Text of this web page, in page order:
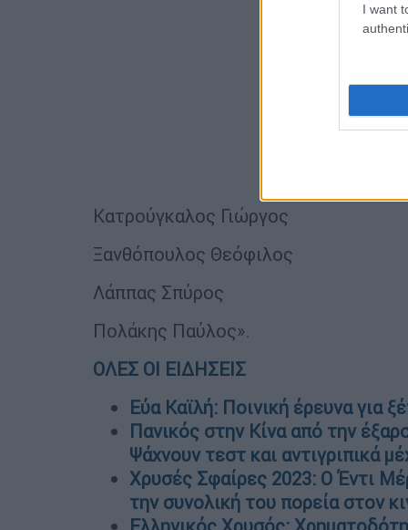
I want
Κατρούγκαλος Γιώργος
Ξανθόπουλος Θεόφιλος
Λάππας Σπύρος
Πολάκης Παύλος».
ΟΛΕΣ ΟΙ ΕΙΔΗΣΕΙΣ
Εύα Καϊλή: Ποινική έρευνα για
Πανικός στην Κίνα από την
Ψάχνουν τεστ και αντιγριπικά
Χρυσές Σφαίρες 2023: Ο Έντι
την συνολική του πορεία στον